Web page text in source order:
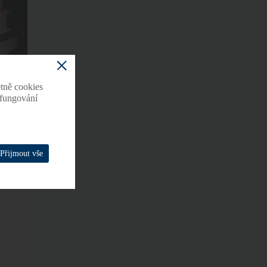
cookies
Přijmout vše